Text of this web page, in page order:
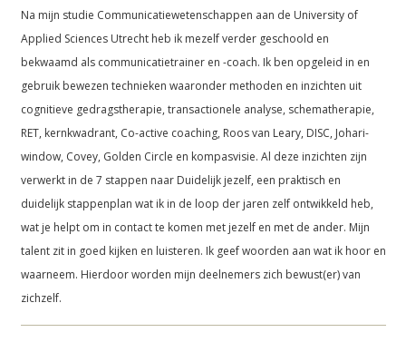
Na mijn studie Communicatiewetenschappen aan de University of
Applied Sciences Utrecht heb ik mezelf verder geschoold en
bekwaamd als communicatietrainer en -coach. Ik ben opgeleid in en
gebruik bewezen technieken waaronder methoden en inzichten uit
cognitieve gedragstherapie, transactionele analyse, schematherapie,
RET, kernkwadrant, Co-active coaching, Roos van Leary, DISC, Johari-
window, Covey, Golden Circle en kompasvisie. Al deze inzichten zijn
verwerkt in de 7 stappen naar Duidelijk jezelf, een praktisch en
duidelijk stappenplan wat ik in de loop der jaren zelf ontwikkeld heb,
wat je helpt om in contact te komen met jezelf en met de ander. Mijn
talent zit in goed kijken en luisteren. Ik geef woorden aan wat ik hoor en
waarneem. Hierdoor worden mijn deelnemers zich bewust(er) van
zichzelf.